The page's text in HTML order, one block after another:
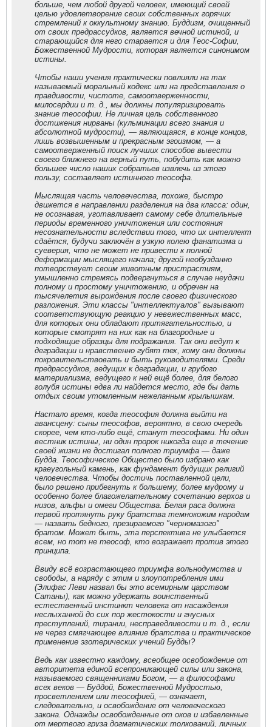
больше, чем любой другой человек, имеющий своей
целью удовлетворение своих собственных горячих
стремлений к оккультному знанию. Буддизм, очищенный
от своих предрассудков, является вечной истиной, и
старающийся для него старается и для Теос-Софии,
Божественной Мудрости, которая является синонимом
истины.
Чтобы наши учения практически повлияли на так
называемый моральный кодекс или на представления о
правдивости, чистоте, самоотверженности,
милосердии и т. д., мы должны популяризировать
знание теософии. Не личная цель собственного
достижения нирваны (кульминации всего знания и
абсолютной мудрости), — являющаяся, в конце концов,
лишь возвышенным и прекрасным эгоизмом, — а
самоотверженный поиск лучших способов вывести
своего ближнего на верный путь, побудить как можно
большее число наших собратьев извлечь из этого
пользу, составляет истинного теософа.
Мыслящая часть человечества, похоже, быстро
движется в направлении разделения на два класса: один,
не осознавая, уготавливает самому себе длительные
периоды временного уничтожения или состояния
несознательности вследствии того, что их интеллект
сдаётся, будучи заключён в узкую колею фанатизма и
суеверия, что не может не привести к полной
деформации мыслящего начала; другой необузданно
потворствует своим животным пристрастиям,
умышленно стремясь подвергнуться в случае неудачи
полному и простому уничтожению, и обречен на
тысячелетия вырождения после своего физического
разложения. Эти классы "интеллектуалов" вызывают
соответствующую реакцию у невежественных масс,
для которых они обладают притягательностью, и
которые смотрят на них как на благородные и
подходящие образцы для подражания. Так они ведут к
деградации и нравственно губят тех, кому они должны
покровительствовать и быть руководителями. Среди
предрассудков, ведущих к деградации, и грубого
материализма, ведущего к ней ещё более, для белого
голубя истины едва ли найдется место, где бы дать
отдых своим утомленным нежеланным крылышкам.
Настало время, когда теософия должна выйти на
авансцену: сыны теософов, вероятно, в свою очередь
скорее, чем кто-либо ещё, станут теософами. Ни один
вестник истины, ни один пророк никогда еще в течение
своей жизни не достигал полного триумфа — даже
Будда. Теософическое Общество было избрано как
краеугольный камень, как фундамент будущих религий
человечества. Чтобы достичь поставленной цели,
было решено прибегнуть к большему, более мудрому и
особенно более благожелательному сочетанию верхов и
низов, альфы и омеги Общества. Белая раса должна
первой протянуть руку братства темнокожим народам
— назвать бедного, презираемого "черномазого"
братом. Может быть, эта перспектива не улыбается
всем, но тот не теософ, кто возражает против этого
принципа.
Ввиду всё возрастающего триумфа вольнодумства и
свободы, а наряду с этим и злоупотребления ими
(Элифас Леви назвал бы это всемирным царством
Сатаны), как можно удержать воинственный
естественный инстинкт человека от насаждения
неслыханной до сих пор жестокости и гнусных
преступлений, тирании, несправедливости и т. д., если
не через смягчающее влияние братства и практическое
применение эзотерических учений Будды?
Ведь как известно каждому, всеобщее освобождение от
авторитета единой всепроникающей силы или закона,
называемого священниками Богом, — а философами
всех веков — Буддой, Божественной Мудростью,
просветлением или теософией, — означает,
следовательно, и освобождение от человеческого
закона. Однажды освобожденные от оков и избавленные
от мертвого груза догматических толкований, личных